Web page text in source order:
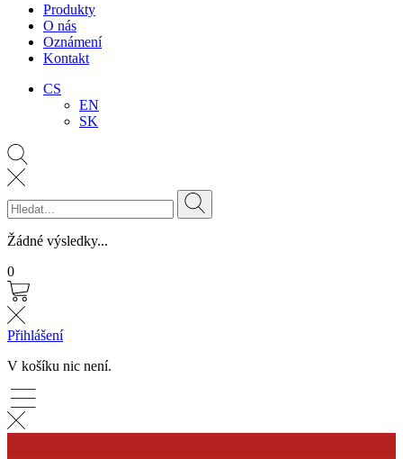
Produkty
O nás
Oznámení
Kontakt
CS
EN
SK
Žádné výsledky...
0
Přihlášení
V košíku nic není.